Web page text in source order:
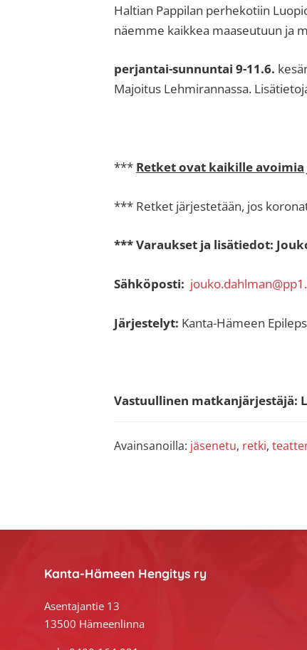
Haltian Pappilan perhekotiin
näemme kaikkea maaseutuun ja
perjantai-sunnuntai 9-11.6.
Majoitus Lehmirannassa.
*** Retket ovat kaikille avoimia
*** Retket järjestetään, jos
*** Varaukset ja lisätiedot:
Sähköposti:
Järjestelyt: Kanta-Hämeen
Vastuullinen matkanjärjestäjä:
Avainsanoilla: jäsenetu, retki,
Kanta-Hämeen Hengitys ry
Asentajantie 13
13500 Hämeenlinna